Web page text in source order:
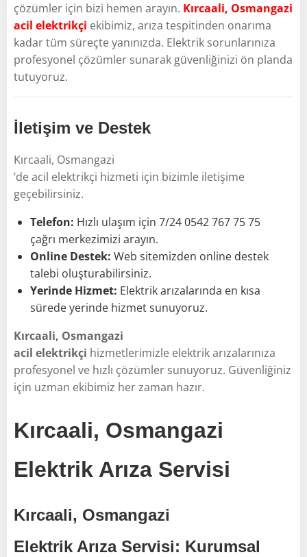
çözümler için bizi hemen arayın. Kırcaali, Osmangazi
acil elektrikçi ekibimiz, arıza tespitinden onarıma
kadar tüm süreçte yanınızda. Elektrik sorunlarınıza
profesyonel çözümler sunarak güvenliğinizi ön planda
tutuyoruz.
İletişim ve Destek
Kırcaali, Osmangazi
’de acil elektrikçi hizmeti için bizimle iletişime
geçebilirsiniz.
Telefon: Hızlı ulaşım için 7/24 0542 767 75 75
çağrı merkezimizi arayın.
Online Destek: Web sitemizden online destek
talebi oluşturabilirsiniz.
Yerinde Hizmet: Elektrik arızalarında en kısa
sürede yerinde hizmet sunuyoruz.
Kırcaali, Osmangazi
acil elektrikçi hizmetlerimizle elektrik arızalarınıza
profesyonel ve hızlı çözümler sunuyoruz. Güvenliğiniz
için uzman ekibimiz her zaman hazır.
Kırcaali, Osmangazi
Elektrik Arıza Servisi
Kırcaali, Osmangazi
Elektrik Arıza Servisi: Kurumsal